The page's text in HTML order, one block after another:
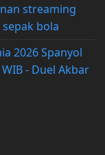
streaming
bola
2026 Spanyol
- Duel Akbar